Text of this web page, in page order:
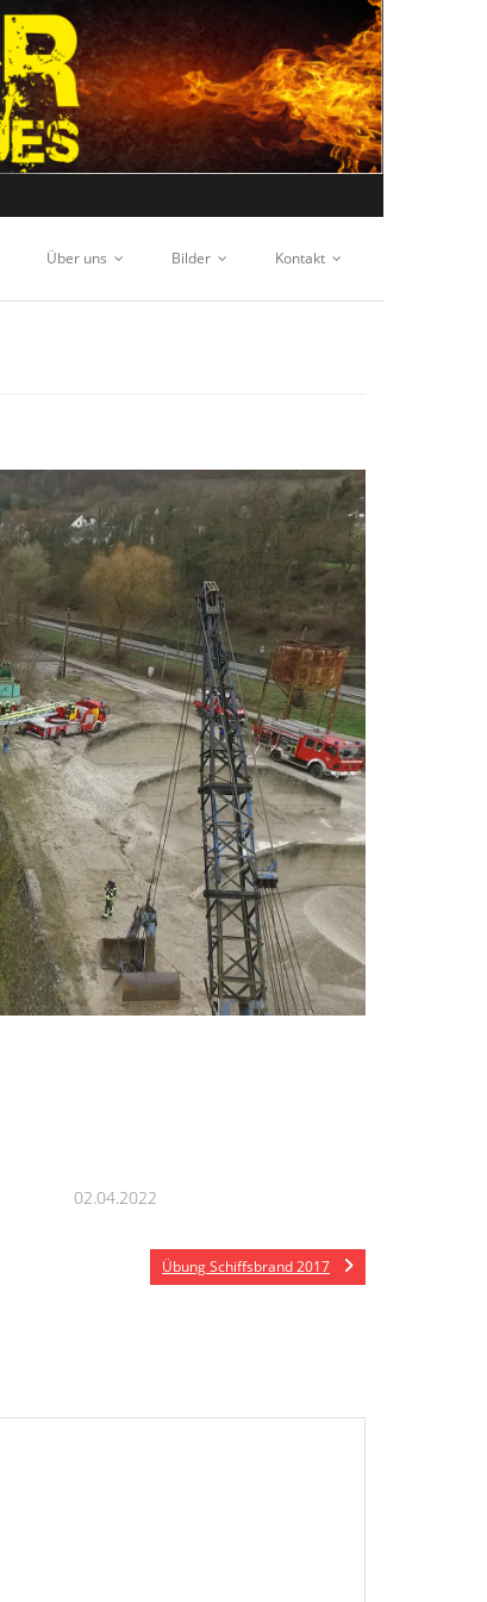
Über uns Bilder Kontakt
02.04.2022
Übung Schiffsbrand 2017